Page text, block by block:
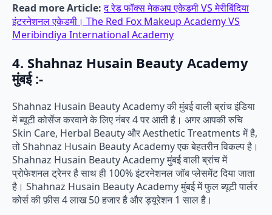
Read more Article: द रेड फॉक्स मेकअप एकेडमी VS मेरीबिंदिया
इंटरनेशनल एकेडमी। The Red Fox Makeup Academy VS
Meribindiya International Academy
4. Shahnaz Husain Beauty Academy
मुंबई :-
Shahnaz Husain Beauty Academy की मुंबई वाली ब्रांच इंडिया
में ब्यूटी कोर्सेज करवाने के लिए नंबर 4 पर आती है। अगर आपकी रुचि
Skin Care, Herbal Beauty और Aesthetic Treatments में है,
तो Shahnaz Husain Beauty Academy एक बेहतरीन विकल्प है।
Shahnaz Husain Beauty Academy मुंबई वाली ब्रांच में
प्रोफेशनल ट्रेनर है साथ ही 100% इंटरनेशनल जॉब प्लेसमेंट दिया जाता
है। Shahnaz Husain Beauty Academy मुंबई में फुल ब्यूटी पार्लर
कोर्स की फ़ीस 4 लाख 50 हजार है और ड्यूरेशन 1 साल है।